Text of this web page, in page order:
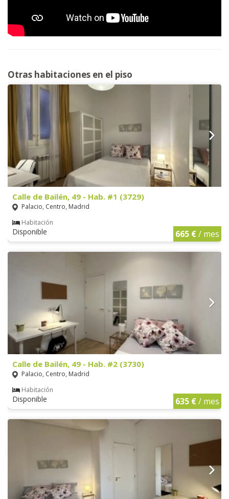
Otras habitaciones en el piso
Calle de Bailén, 49 - Hab. #1 (3729)
Palacio, Centro, Madrid
Habitación
Disponible 665 €/ mes
Calle de Bailén, 49 - Hab. #2 (3730)
Palacio, Centro, Madrid
Habitación
Disponible 635 €/ mes